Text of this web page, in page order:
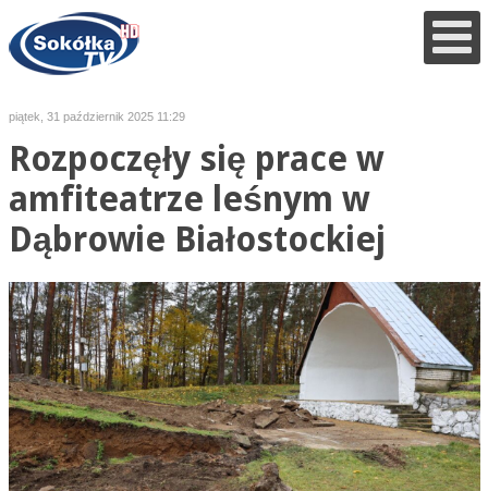
piątek, 31 październik 2025 11:29
Rozpoczęły się prace w
amfiteatrze leśnym w
Dąbrowie Białostockiej